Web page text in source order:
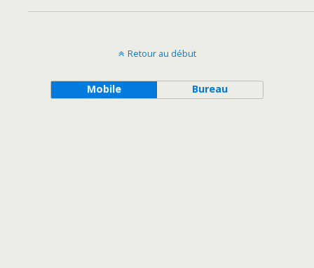
Retour au début
Mobile Bureau